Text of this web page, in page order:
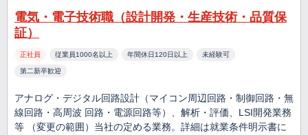
電気・電子技術職（設計開発・生産技術・品質保
証）
正社員 従業員1000名以上 年間休日120日以上 未経験可
第二新卒歓迎
アナログ・デジタル回路設計（マイコン周辺回路・制御回路・無
線回路・高周波 回路・電源回路等）、解析・評価、LSI開発業務
等 （変更の範囲）当社の定める業務。詳細は就業条件明示書に